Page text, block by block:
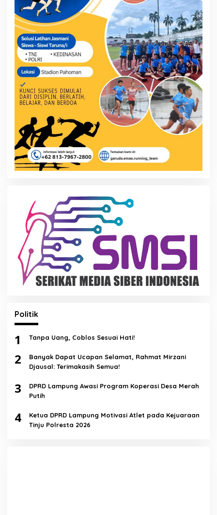
Politik
1 Tanpa Uang, Coblos Sesuai Hati!
2
Banyak Dapat Ucapan Selamat, Rahmat Mirzani
Djausal: Terimakasih Semua!
3
DPRD Lampung Awasi Program Koperasi Desa Merah
Putih
4
Ketua DPRD Lampung Motivasi Atlet pada Kejuaraan
Tinju Polresta 2026